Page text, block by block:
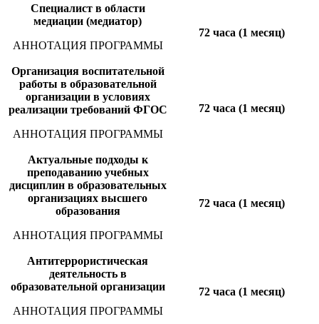
Специалист в области
медиации (медиатор)
АННОТАЦИЯ ПРОГРАММЫ
72 часа (1 месяц)
Организация воспитательной
работы в образовательной
организации в условиях
реализации требований ФГОС
АННОТАЦИЯ ПРОГРАММЫ
72 часа (1 месяц)
Актуальные подходы к
преподаванию учебных
дисциплин в образовательных
организациях высшего
образования
АННОТАЦИЯ ПРОГРАММЫ
72 часа (1 месяц)
Антитеррористическая
деятельность в
образовательной организации
АННОТАЦИЯ ПРОГРАММЫ
72 часа (1 месяц)